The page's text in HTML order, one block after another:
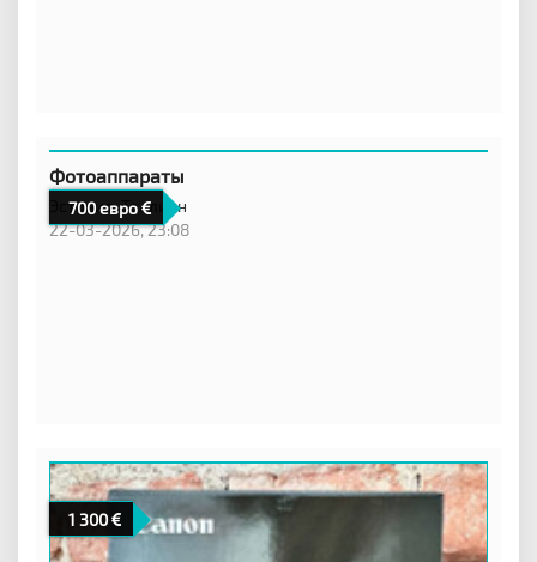
700 евро
Фотоаппараты
Эстония,Таллинн
22-03-2026, 23:08
1 300